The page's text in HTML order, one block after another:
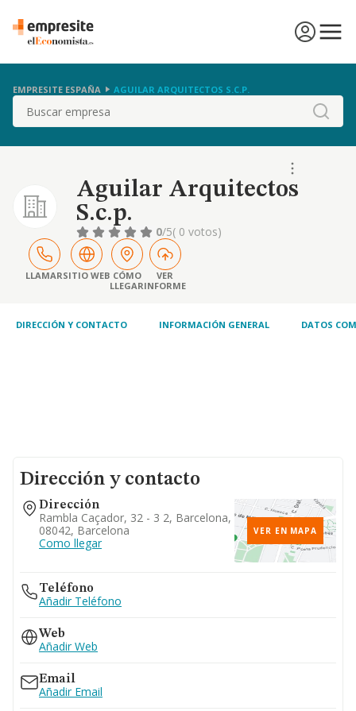
EMPRESITE ESPAÑA AGUILAR ARQUITECTOS S.C.P.
Buscar
Aguilar Arquitectos
S.c.p.
0/5( 0 votos)
LLAMARSITIO WEB CÓMO
LLEGAR
VER
INFORME
DIRECCIÓN Y CONTACTO INFORMACIÓN GENERAL DATOS
Dirección y contacto
Dirección
Rambla Caçador, 32 - 3 2, Barcelona,
08042, Barcelona
Como llegar
VER EN MAPA
Teléfono
Añadir Teléfono
Web
Añadir Web
Email
Añadir Email